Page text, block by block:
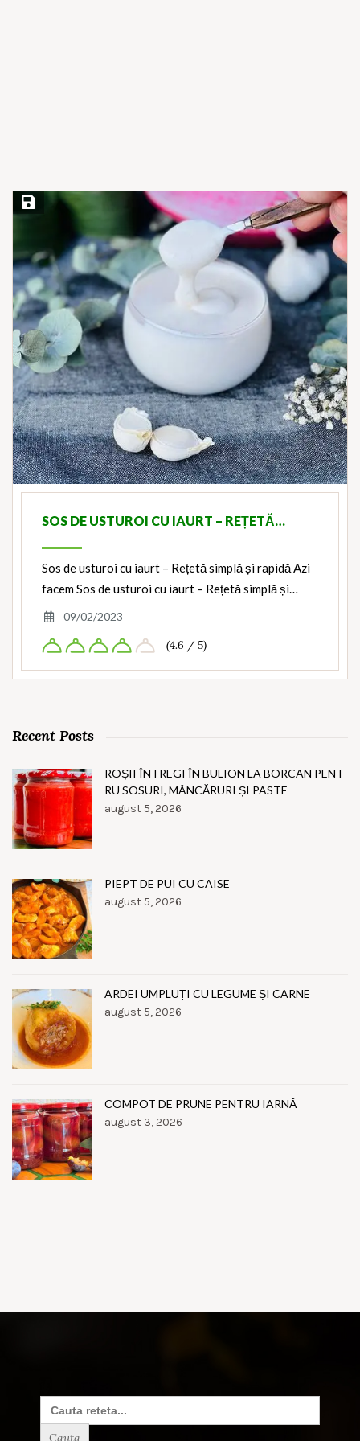
Save Recipe
SOS DE USTUROI CU IAURT – REȚETĂ…
Sos de usturoi cu iaurt – Rețetă simplă și rapidă Azi
facem Sos de usturoi cu iaurt – Rețetă simplă și…
09/02/2023
(4.6 / 5)
Recent Posts
ROȘII ÎNTREGI ÎN BULION LA BORCAN PENT
RU SOSURI, MÂNCĂRURI ȘI PASTE
august 5, 2026
PIEPT DE PUI CU CAISE
august 5, 2026
ARDEI UMPLUȚI CU LEGUME ȘI CARNE
august 5, 2026
COMPOT DE PRUNE PENTRU IARNĂ
august 3, 2026
Search
for: